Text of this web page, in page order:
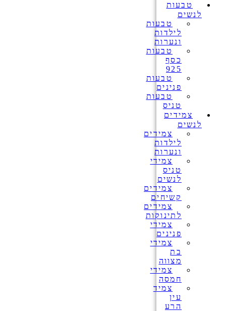
טבעות
לנשים
טבעות
לילדות
ונערות
טבעות
כסף
925
טבעות
פנינים
טבעות
טניס
צמידים
לנשים
צמידים
לילדות
ונערות
צמידי
טניס
לנשים
צמידים
קשיחים
צמידים
לתינוקות
צמידי
פנינים
צמידי
בת
מצווה
צמידי
חמסה
צמיד
עין
הרע